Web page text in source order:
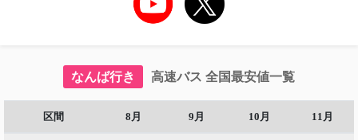
なんば行き 高速バス 全国最安値一覧
区間 8月 9月 10月 11月